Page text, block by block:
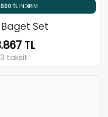
İNDIRIMI
Baget Set
TL
3 taksit